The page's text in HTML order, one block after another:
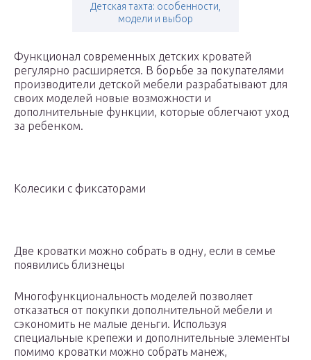
Детская тахта: особенности,
модели и выбор
Функционал современных детских кроватей
регулярно расширяется. В борьбе за покупателями
производители детской мебели разрабатывают для
своих моделей новые возможности и
дополнительные функции, которые облегчают уход
за ребенком.
Колесики с фиксаторами
Две кроватки можно собрать в одну, если в семье
появились близнецы
Многофункциональность моделей позволяет
отказаться от покупки дополнительной мебели и
сэкономить не малые деньги. Используя
специальные крепежи и дополнительные элементы
помимо кроватки можно собрать манеж,